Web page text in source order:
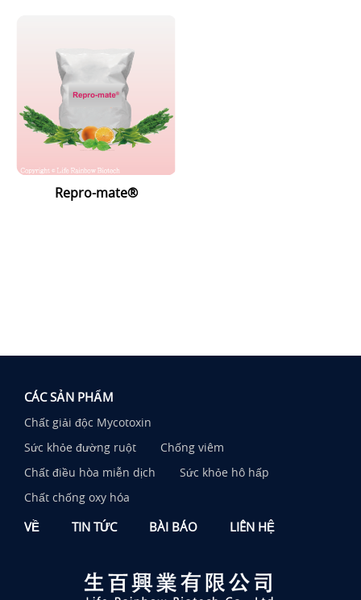
Repro-mate®
CÁC SẢN PHẨM
Chất giải độc Mycotoxin
Sức khỏe đường ruột
Chống viêm
Chất điều hòa miễn dịch
Sức khỏe hô hấp
Chất chống oxy hóa
VỀ TIN TỨC BÀI BÁO LIÊN HỆ